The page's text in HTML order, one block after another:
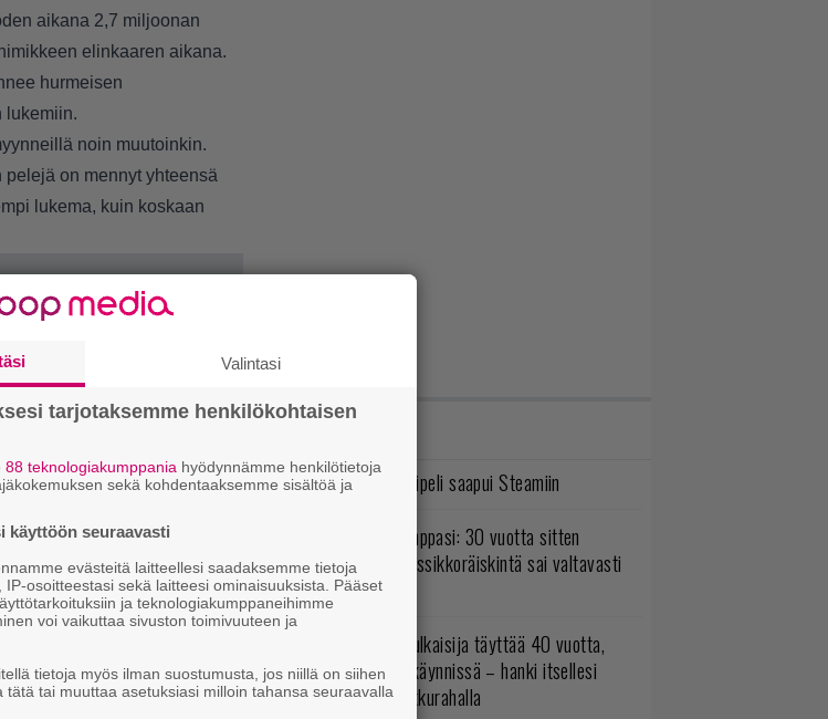
aikana 2,7 miljoonan
elinkaaren aikana.
hurmeisen
lukemiin.
noin muutoinkin.
on mennyt yhteensä
lukema, kuin koskaan
Ubisoftin hittipeli saapui Steamiin
No johan pomppasi: 30 vuotta sitten
ilmestynyt klassikkoräiskintä sai valtavasti
lisää sisältöä
Rakastettu julkaisija täyttää 40 vuotta,
valtavat alet käynnissä – hanki itsellesi
klassikoita pikkurahalla
Valintasi
tarjotaksemme henkilökohtaisen
88 teknologiakumppania hyödynnämme henkilötietoja
sekä kohdentaaksemme sisältöä ja
käyttöön seuraavasti
evästeitä laitteellesi saadaksemme tietoja
osoitteestasi sekä laitteesi ominaisuuksista. Pääset
ja teknologiakumppaneihimme
voi vaikuttaa sivuston toimivuuteen ja
tietoja myös ilman suostumusta, jos niillä on siihen
tai muuttaa asetuksiasi milloin tahansa seuraavalla